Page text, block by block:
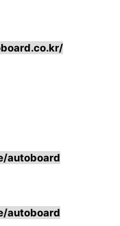
autoboard
autoboard